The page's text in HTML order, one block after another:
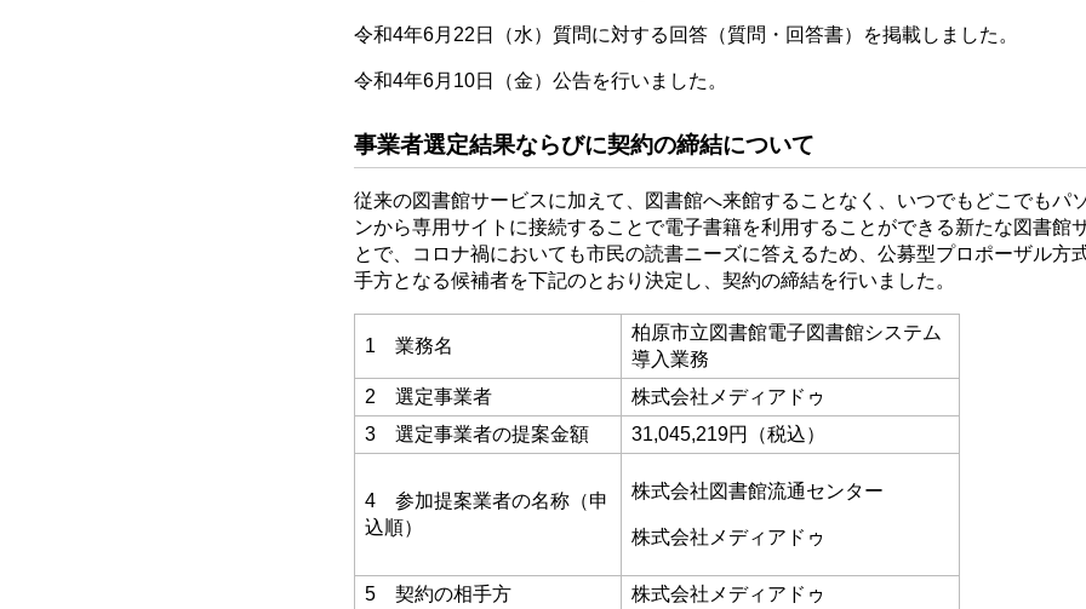
令和4年6月22日（水）質問に対する回答（質問・回答書）を掲載しました。
令和4年6月10日（金）公告を行いました。
事業者選定結果ならびに契約の締結について
従来の図書館サービスに加えて、図書館へ来館することなく、いつでもどこでもパ
ンから専用サイトに接続することで電子書籍を利用することができる新たな図書館
とで、コロナ禍においても市民の読書ニーズに答えるため、公募型プロポーザル方
手方となる候補者を下記のとおり決定し、契約の締結を行いました。
1 業務名
柏原市立図書館電子図書館システム
導入業務
2 選定事業者
株式会社メディアドゥ
3 選定事業者の提案金額
31,045,219円（税込）
4 参加提案業者の名称（申
込順）
株式会社図書館流通センター
株式会社メディアドゥ
5 契約の相手方
株式会社メディアドゥ